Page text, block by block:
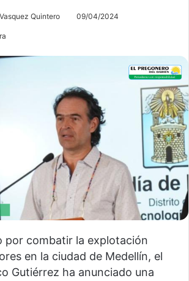
Quintero 09/04/2024
por combatir la explotación
en la ciudad de Medellín, el
Gutiérrez ha anunciado una